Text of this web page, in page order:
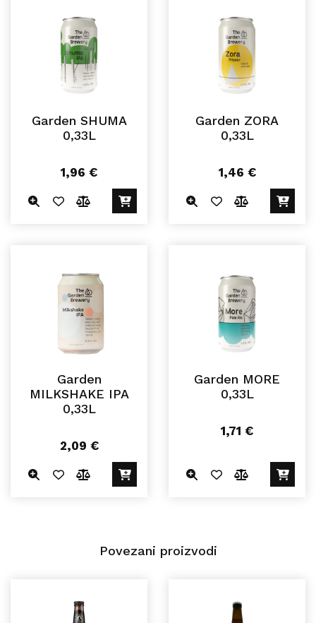
Garden SHUMA
0,33L
1,96 €
Garden ZORA
0,33L
1,46 €
Garden
MILKSHAKE IPA
0,33L
2,09 €
Garden MORE
0,33L
1,71 €
Povezani proizvodi